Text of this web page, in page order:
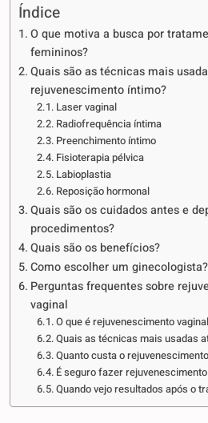
Índice
O que motiva a busca por
femininos?
Quais são as técnicas mais
rejuvenescimento íntimo?
Laser vaginal
Radiofrequência íntima
Preenchimento íntimo
Fisioterapia pélvica
Labioplastia
Reposição hormonal
Quais são os cuidados antes e
procedimentos?
Quais são os benefícios?
Como escolher um ginecologista?
Perguntas frequentes sobre
vaginal
O que é rejuvenescimento
Quais as técnicas mais usadas
Quanto custa o
É seguro fazer
Quando vejo resultados após o